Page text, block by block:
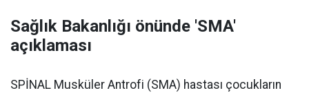
Sağlık Bakanlığı önünde 'SMA'
açıklaması
SPİNAL Musküler Antrofi (SMA) hastası çocukların